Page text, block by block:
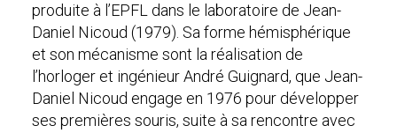
produite à l’EPFL dans le laboratoire de Jean-
Daniel Nicoud (1979). Sa forme hémisphérique
et son mécanisme sont la réalisation de
l’horloger et ingénieur André Guignard, que Jean-
Daniel Nicoud engage en 1976 pour développer
ses premières souris, suite à sa rencontre avec